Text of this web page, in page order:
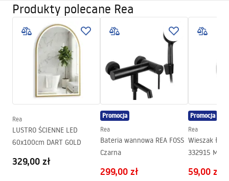
Kolor:
Biały
Szkło matowe, Metal
Sposób montażu:
Szerokość (mm):
mm
Wysokość (mm):
95mm
Głębokość (mm):
100mm
Seria:
Leo
Gwarancja
24 miesiące
Produkty polecane Rea
Rea
LUSTRO ŚCIENNE LED
60x100cm DART GOLD
329,00 zł
Promocja
Rea
Bateria wannowa REA FOSS
Czarna
299,00 zł
Promocja
Rea
Wieszak
332915
59,00 zł